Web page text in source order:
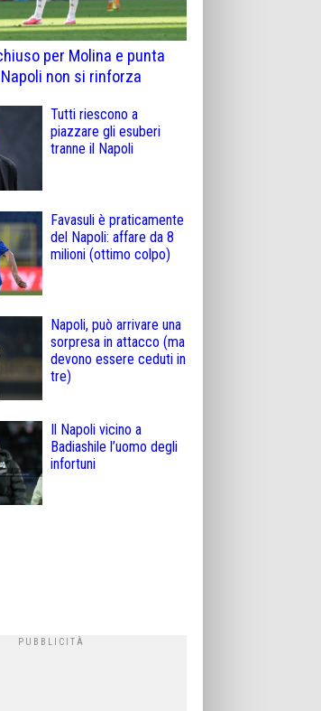
per Molina e punta
non si rinforza
Tutti riescono a
piazzare gli esuberi
tranne il Napoli
Favasuli è praticamente
del Napoli: affare da 8
milioni (ottimo colpo)
Napoli, può arrivare una
sorpresa in attacco (ma
devono essere ceduti in
tre)
Il Napoli vicino a
Badiashile l’uomo degli
infortuni